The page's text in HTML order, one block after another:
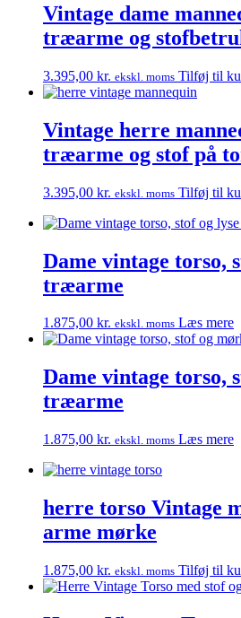
Vintage dame
træarme og
3.395,00 kr. ekskl. moms Tilføj til
Vintage herre
træarme og stof på
3.395,00 kr. ekskl. moms Tilføj til
Dame vintage torso,
træarme
1.875,00 kr. ekskl. moms Læs mere
Dame vintage torso,
træarme
1.875,00 kr. ekskl. moms Læs mere
herre torso Vintage
arme mørke
1.875,00 kr. ekskl. moms Tilføj til